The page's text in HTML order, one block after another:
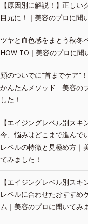
【原因別に解説！】正しい
目元に！｜美容のプロに聞
ツヤと血色感をまとう秋冬
HOW TO｜美容のプロに聞
顔のついでに“首までケア”
かんたんメソッド｜美容の
した！
【エイジングレベル別スキ
今、悩みはどこまで進んで
レベルの特徴と見極め方｜
てみました！
【エイジングレベル別スキ
レベルに合わせたおすすめ
ム｜美容のプロに聞いてみ